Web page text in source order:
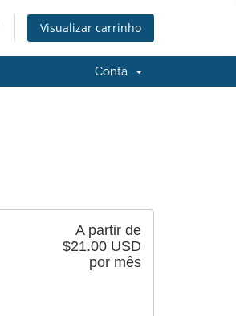
Visualizar carrinho
Conta
A partir de
$21.00 USD
por mês